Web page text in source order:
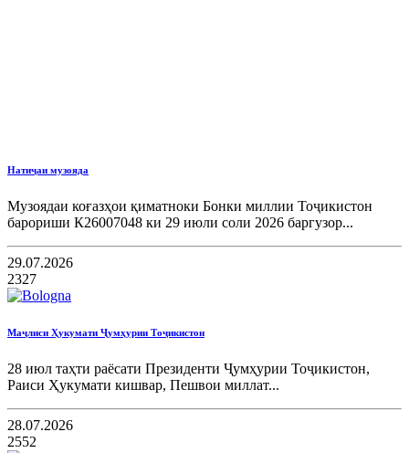
Натиҷаи музояда
Музоядаи коғазҳои қиматноки Бонки миллии Тоҷикистон
барориши К26007048 ки 29 июли соли 2026 баргузор...
29.07.2026
2327
Маҷлиси Ҳукумати Ҷумҳурии Тоҷикистон
28 июл таҳти раёсати Президенти Ҷумҳурии Тоҷикистон,
Раиси Ҳукумати кишвар, Пешвои миллат...
28.07.2026
2552